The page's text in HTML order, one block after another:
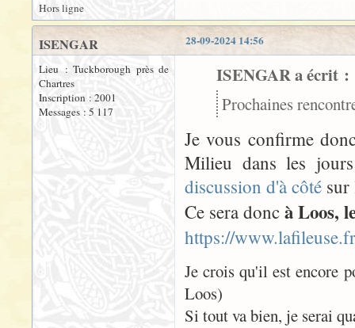
Hors ligne
28-09-2024 14:56
ISENGAR
Lieu : Tuckborough près de
Chartres
Inscription : 2001
Messages : 5 117
ISENGAR a écrit :
Prochaines
Je vous confirme
Milieu dans les
discussion d'à côté
Ce sera donc à Loos,
https://
Je crois qu'il est encore
Loos)
Si tout va bien, je serai